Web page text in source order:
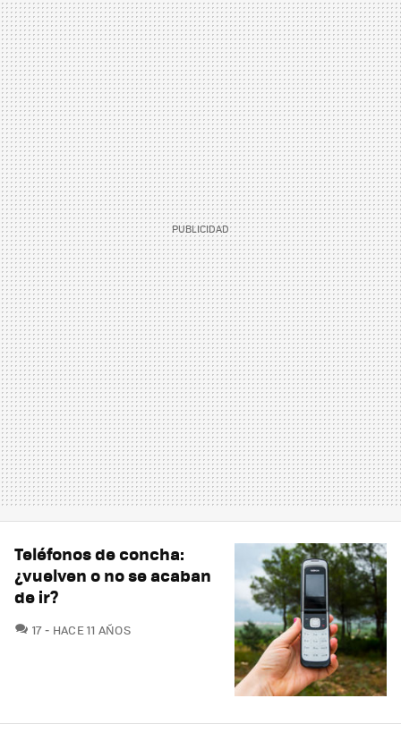
Teléfonos de concha:
¿vuelven o no se acaban
de ir?
17COMENTARIOS
HACE 11 AÑOS